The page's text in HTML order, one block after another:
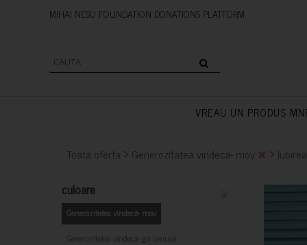
MIHAI NESU FOUNDATION
VREAU UN PRODUS
Toata oferta > Generozitatea vindecă- mov >
culoare
Generozitatea vindecă- mov
Generozitatea vindecă- gri cenușă